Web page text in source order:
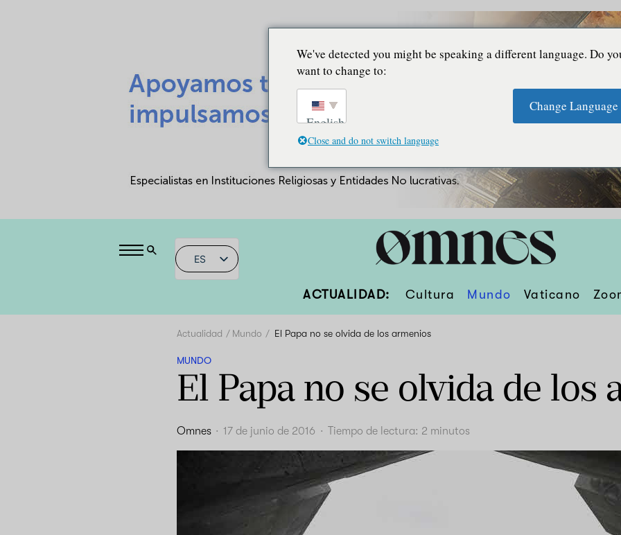
ES
ACTUALIDAD: Cultura Mundo Vaticano
Actualidad Mundo El Papa no se olvida de los armenios
MUNDO
El Papa no se olvida de los
Omnes · 17 de junio de 2016 · Tiempo de lectura: 2 minutos
We've detected you might be speaking a different language. Do
want to change to:
English
Change Language
Close and do not switch language